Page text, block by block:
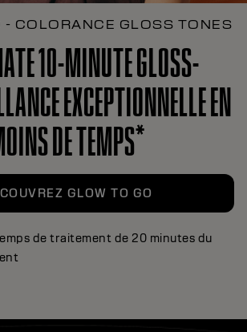
- COLORANCE GLOSS TONES
10-MINUTE GLOSS-
EXCEPTIONNELLE EN
DE TEMPS*
GLOW TO GO
de traitement de 20 minutes du